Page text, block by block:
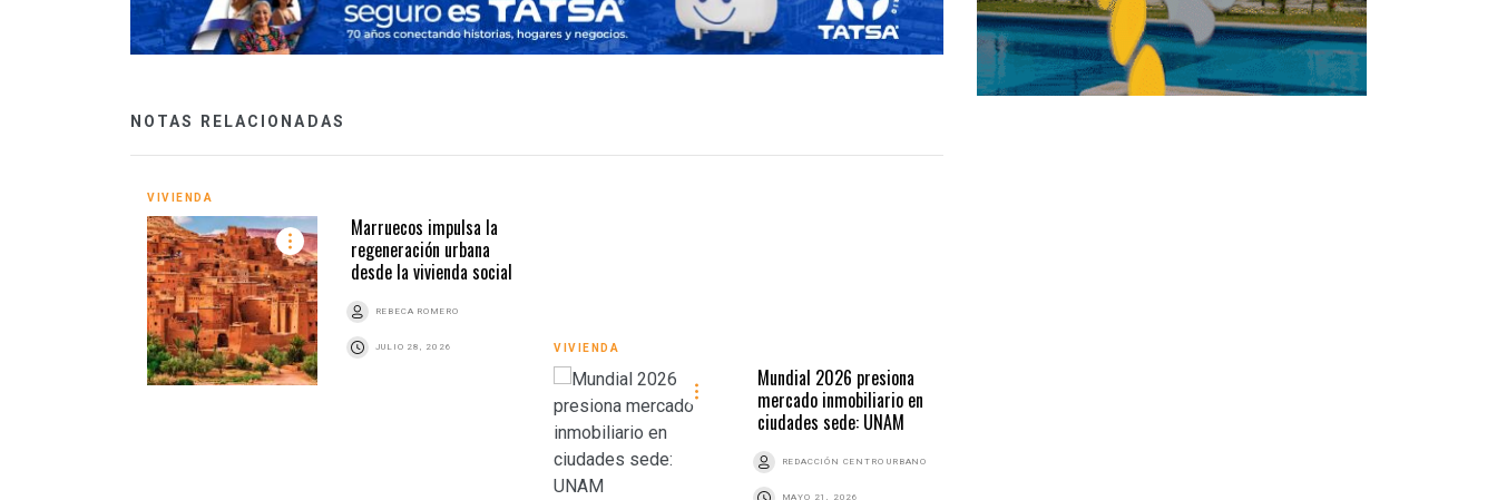
NOTAS RELACIONADAS
VIVIENDA
Marruecos impulsa la
regeneración urbana
desde la vivienda social
REBECA ROMERO
JULIO 28, 2026 VIVIENDA
Mundial 2026 presiona
mercado inmobiliario en
ciudades sede: UNAM
REDACCIÓN CENTRO URBANO
MAYO 21, 2026